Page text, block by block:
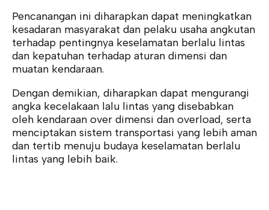
Pencanangan ini diharapkan dapat meningkatkan
kesadaran masyarakat dan pelaku usaha angkutan
terhadap pentingnya keselamatan berlalu lintas
dan kepatuhan terhadap aturan dimensi dan
muatan kendaraan.
Dengan demikian, diharapkan dapat mengurangi
angka kecelakaan lalu lintas yang disebabkan
oleh kendaraan over dimensi dan overload, serta
menciptakan sistem transportasi yang lebih aman
dan tertib menuju budaya keselamatan berlalu
lintas yang lebih baik.